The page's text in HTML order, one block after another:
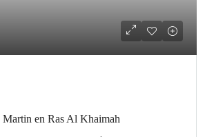
en Ras Al Khaimah